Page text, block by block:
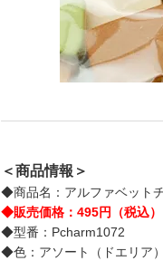
＜商品情報＞
◆商品名：アルファベッ
◆販売価格：495円（税込）
◆型番：Pcharm1072
◆色：アソート（ドエリア）